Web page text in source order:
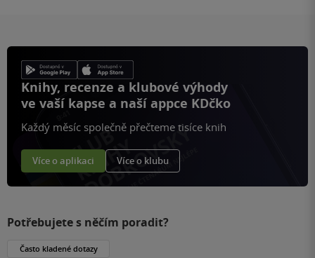
Knihy, recenze a klubové výhody
ve vaší kapse a naší appce KDčko
Každý měsíc společně přečteme tisíce knih
Více o aplikaci Více o klubu
Potřebujete s něčím poradit?
Často kladené dotazy